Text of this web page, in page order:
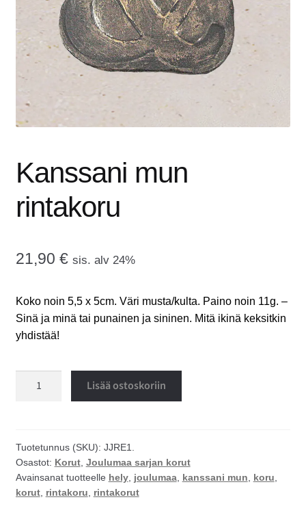
tason
valikko
OTA YHTEYTTÄ
GALLERIA
MAINOSMÖRKÖ
OSTOSKORI
Kanssani mun
rintakoru
21,90 € sis. alv 24%
Koko noin 5,5 x 5cm. Väri musta/kulta. Paino noin 11g. –
Sinä ja minä tai punainen ja sininen. Mitä ikinä keksitkin
yhdistää!
Lisää ostoskoriin
Tuotetunnus (SKU): JJRE1.
Osastot: Korut, Joulumaa sarjan korut
Avainsanat tuotteelle hely, joulumaa, kanssani mun, koru,
korut, rintakoru, rintakorut